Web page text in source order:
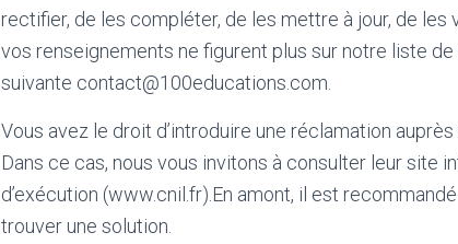
rectifier, de les compléter, de les mettre à jour, de les
vos renseignements ne figurent plus sur notre liste
suivante contact@100educations.com.
Vous avez le droit d’introduire une réclamation
Dans ce cas, nous vous invitons à consulter leur site
d’exécution (www.cnil.fr).En amont, il est
trouver une solution.